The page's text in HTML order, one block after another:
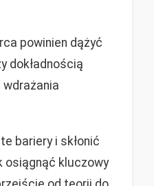
powinien dążyć
dokładnością
bariery i skłonić
osiągnąć kluczowy